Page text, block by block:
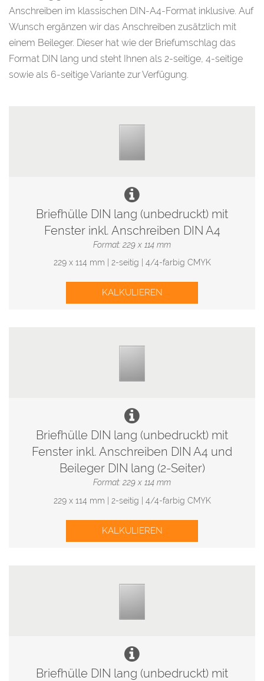
Anschreiben im klassischen DIN-A4-Format inklusive. Auf
Wunsch ergänzen wir das Anschreiben zusätzlich mit
einem Beileger. Dieser hat wie der Briefumschlag das
Format DIN lang und steht Ihnen als 2-seitige, 4-seitige
sowie als 6-seitige Variante zur Verfügung.
Briefhülle DIN lang (unbedruckt) mit
Fenster inkl. Anschreiben DIN A4
Format: 229 x 114 mm
229 x 114 mm | 2-seitig | 4/4-farbig CMYK
KALKULIEREN
Briefhülle DIN lang (unbedruckt) mit
Fenster inkl. Anschreiben DIN A4 und
Beileger DIN lang (2-Seiter)
Format: 229 x 114 mm
229 x 114 mm | 2-seitig | 4/4-farbig CMYK
KALKULIEREN
Briefhülle DIN lang (unbedruckt) mit